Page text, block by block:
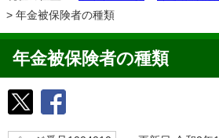
> 年金被保険者の種類
年金被保険者の種類